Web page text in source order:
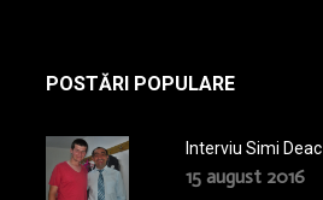
POSTĂRI POPULARE
Interviu Simi Deac
15 august 2016